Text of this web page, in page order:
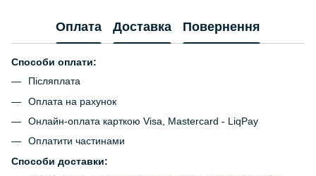
Оплата Доставка Повернення
Способи оплати:
Післяплата
Оплата на рахунок
Онлайн-оплата карткою Visa, Mastercard - LiqPay
Оплатити частинами
Способи доставки: